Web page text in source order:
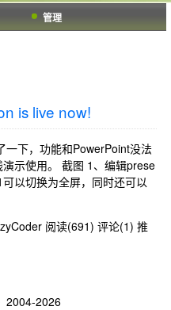
管理
is live now!
一下，功能和PowerPoint没法
示使用。 截图 1、编辑prese
以切换为全屏，同时还可以
阅读(691) 评论(1) 推
2026